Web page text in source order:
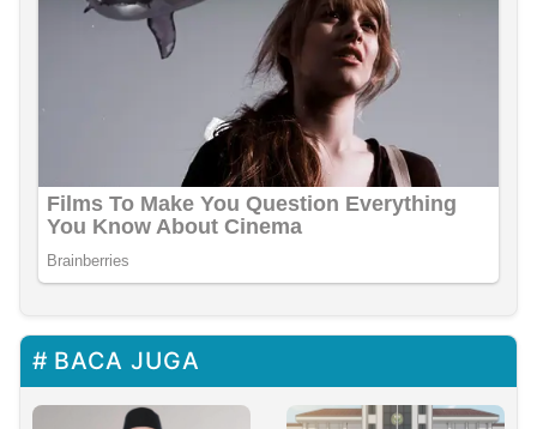
BACA JUGA